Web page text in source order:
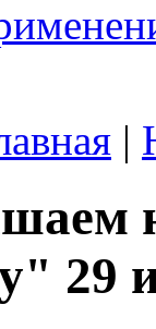
|
29